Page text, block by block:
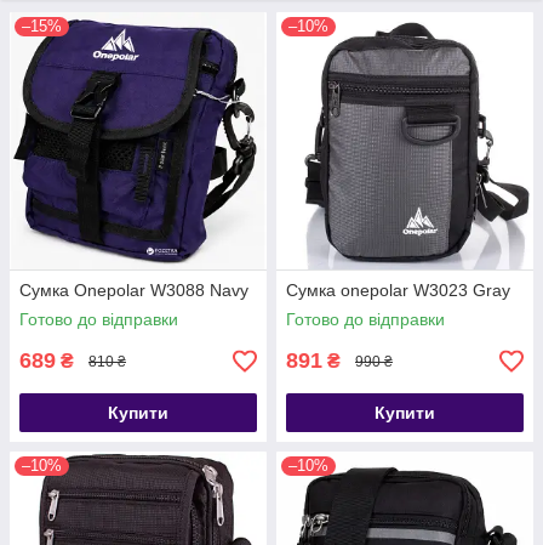
–15%
Сумка Onepolar W3088 Navy
Готово до відправки
689 ₴ 810 ₴
Купити
–10%
Сумка onepolar W3023 Gray
Готово до відправки
891 ₴ 990 ₴
Купити
–10% –10%